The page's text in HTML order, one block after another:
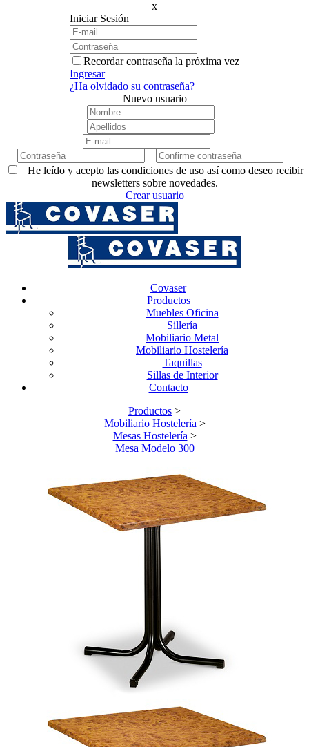
x
Iniciar Sesión
Recordar contraseña la próxima vez
Ingresar
¿Ha olvidado su contraseña?
Nuevo usuario
He leído y acepto las condiciones de uso así como deseo recibir
newsletters sobre novedades.
Crear usuario
Covaser
Productos
Muebles Oficina
Sillería
Mobiliario Metal
Mobiliario Hostelería
Taquillas
Sillas de Interior
Contacto
Productos >
Mobiliario Hostelería >
Mesas Hostelería >
Mesa Modelo 300